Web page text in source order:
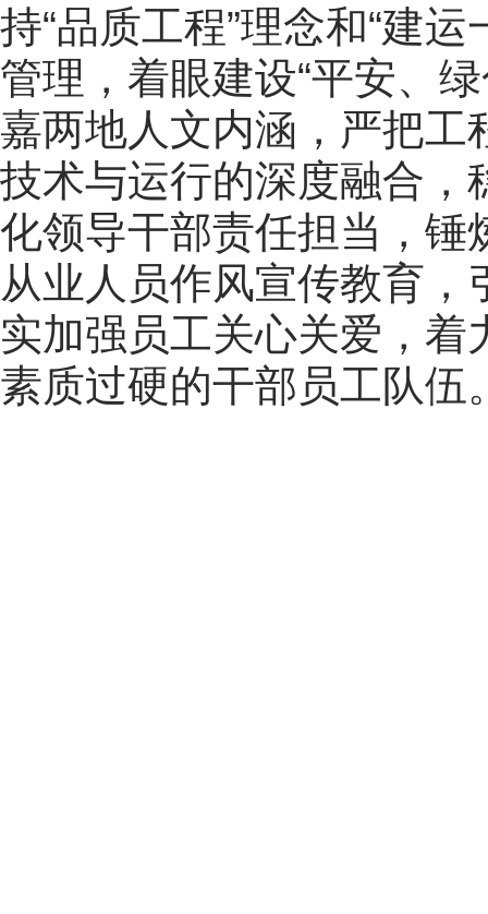
持“品质工程”理念和“建
管理，着眼建设“平安、
嘉两地人文内涵，严把工
技术与运行的深度融合，
化领导干部责任担当，锤
从业人员作风宣传教育
实加强员工关心关爱，
素质过硬的干部员工队伍